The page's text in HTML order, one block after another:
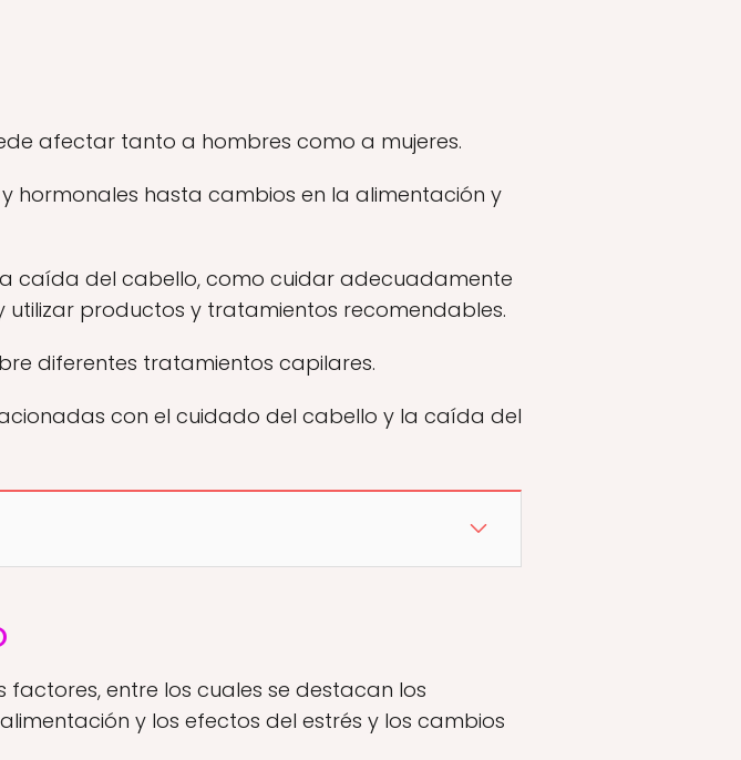
afectar tanto a hombres como a mujeres.
hormonales hasta cambios en la alimentación y
caída del cabello, como cuidar adecuadamente
productos y tratamientos recomendables.
diferentes tratamientos capilares.
con el cuidado del cabello y la caída del
entre los cuales se destacan los
y los efectos del estrés y los cambios